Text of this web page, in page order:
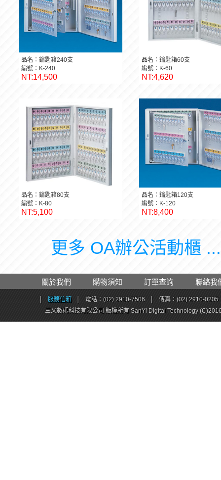
品名：鑰匙箱240支
編號：K-240
NT:14,500
品名：鑰匙箱60支
編號：K-60
NT:4,620
品名：鑰匙箱80支
編號：K-80
NT:5,100
品名：鑰匙箱120支
編號：K-120
NT:8,400
更多 OA辦公活動櫃
關於我們 購物須知 訂單查詢 聯絡我
服務信箱 電話：(02) 2910-7506
傳真：(02) 2910-0205
三乂數碼科技有限公司 版權所有 SanYi Digital Technology